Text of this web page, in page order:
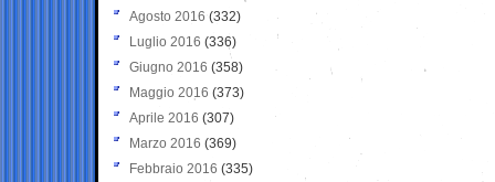
Agosto 2016 (332)
Luglio 2016 (336)
Giugno 2016 (358)
Maggio 2016 (373)
Aprile 2016 (307)
Marzo 2016 (369)
Febbraio 2016 (335)